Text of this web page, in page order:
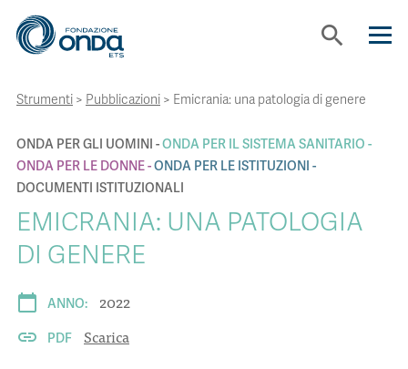
search
CHI SIAMO
CON CHI LAVORIAMO
STRUMENTI
BOLLINI
Strumenti > Pubblicazioni > Emicrania: una patologia di genere
ONDA PER GLI UOMINI
ONDA PER IL SISTEMA SANITARIO
ONDA PER LE DONNE ONDA PER LE ISTITUZIONI
DOCUMENTI ISTITUZIONALI
EMICRANIA: UNA PATOLOGIA
DI GENERE
calendar_today ANNO: 2022
link PDF
Scarica